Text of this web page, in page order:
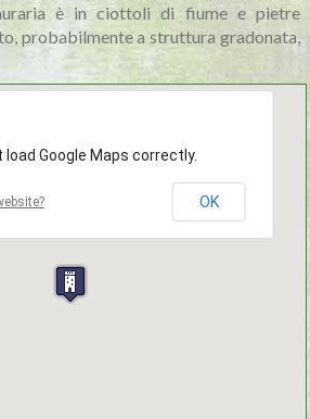
è in ciottoli di fiume e pietre
probabilmente a struttura gradonata,
Google Maps correctly.
OK